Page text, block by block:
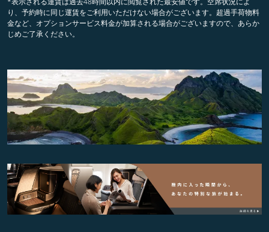
り、予約時に同じ運賃をご利用いただけない場合がございます。超過手荷物料
金など、オプションサービス料金が加算される場合がございますので、あらか
じめご了承ください。